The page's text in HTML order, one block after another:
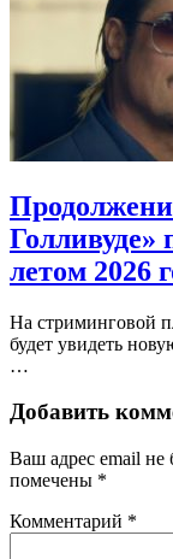
Голливуде»
летом 2026
На стриминговой
будет увидеть
…
Добавить
Ваш адрес email не
помечены *
Комментарий *